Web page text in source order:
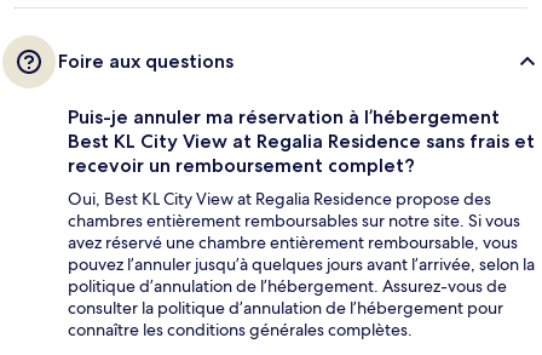
Foire aux questions
Puis-je annuler ma réservation à l’hébergement
Best KL City View at Regalia Residence sans frais et
recevoir un remboursement complet?
Oui, Best KL City View at Regalia Residence propose des
chambres entièrement remboursables sur notre site. Si vous
avez réservé une chambre entièrement remboursable, vous
pouvez l’annuler jusqu’à quelques jours avant l’arrivée, selon la
politique d’annulation de l’hébergement. Assurez-vous de
consulter la politique d’annulation de l’hébergement pour
connaître les conditions générales complètes.